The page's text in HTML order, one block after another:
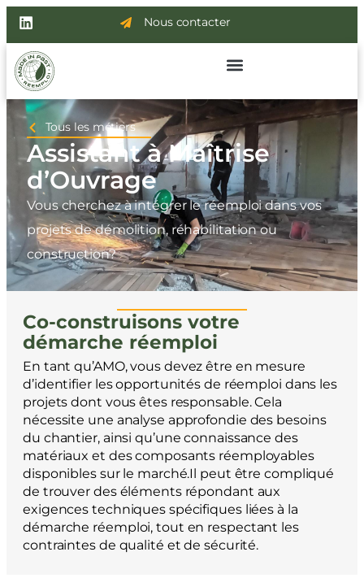
Nous contacter
Tous les métiers
Assistant à Maîtrise
d’Ouvrage
Vous cherchez à intégrer le réemploi dans vos
projets de démolition, réhabilitation ou
construction?
Co-construisons votre
démarche réemploi
En tant qu’AMO, vous devez être en mesure
d’identifier les opportunités de réemploi dans les
projets dont vous êtes responsable. Cela
nécessite une analyse approfondie des besoins
du chantier, ainsi qu’une connaissance des
matériaux et des composants réemployables
disponibles sur le marché.Il peut être compliqué
de trouver des éléments répondant aux
exigences techniques spécifiques liées à la
démarche réemploi, tout en respectant les
contraintes de qualité et de sécurité.